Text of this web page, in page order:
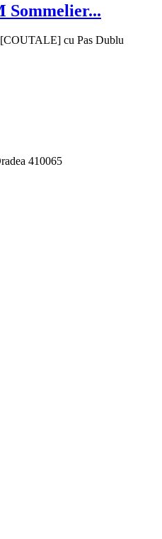
Sommelier...
cu Pas Dublu
410065